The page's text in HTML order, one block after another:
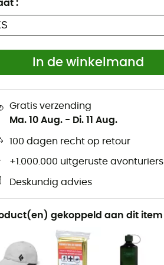
:
In de winkelmand
Gratis verzending
Ma. 10 Aug. - Di. 11 Aug.
100 dagen recht op retour
+1.000.000 uitgeruste avonturiers
Deskundig advies
gekoppeld aan dit item